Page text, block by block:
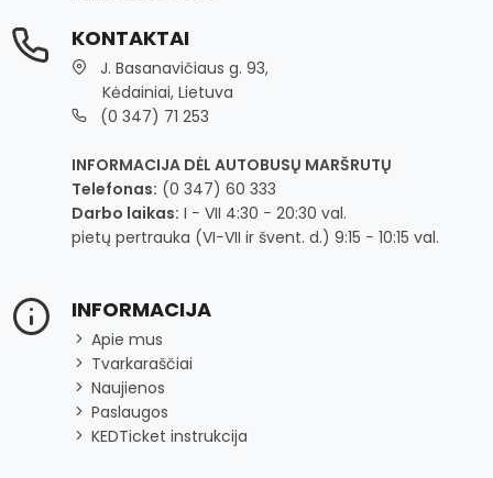
KONTAKTAI
J. Basanavičiaus g. 93,
Kėdainiai, Lietuva
(0 347) 71 253
INFORMACIJA DĖL AUTOBUSŲ MARŠRUTŲ
Telefonas: (0 347) 60 333
Darbo laikas: I − VII 4:30 − 20:30 val.
pietų pertrauka (VI−VII ir švent. d.) 9:15 − 10:15 val.
INFORMACIJA
Apie mus
Tvarkaraščiai
Naujienos
Paslaugos
KEDTicket instrukcija